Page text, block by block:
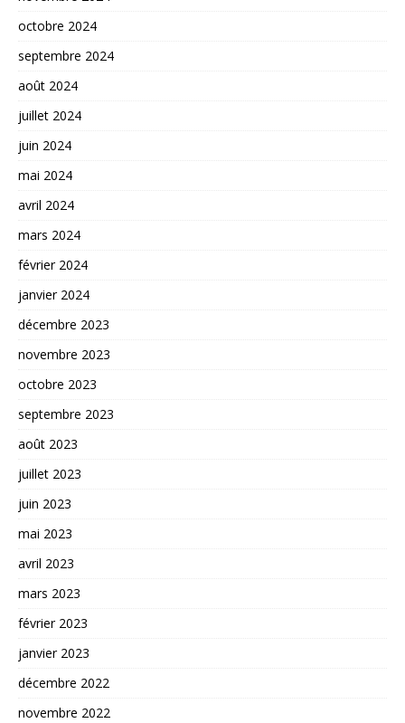
octobre 2024
septembre 2024
août 2024
juillet 2024
juin 2024
mai 2024
avril 2024
mars 2024
février 2024
janvier 2024
décembre 2023
novembre 2023
octobre 2023
septembre 2023
août 2023
juillet 2023
juin 2023
mai 2023
avril 2023
mars 2023
février 2023
janvier 2023
décembre 2022
novembre 2022